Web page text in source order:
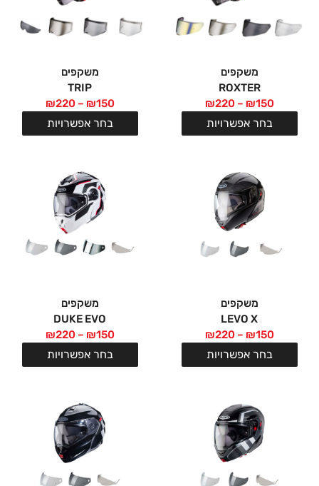
משקפים
ROXTER
₪150
–
₪220
בחר אפשרויות
משקפים
TRIP
₪150
–
₪220
בחר אפשרויות
משקפים
LEVO X
₪150
–
₪220
בחר אפשרויות
משקפים
DUKE EVO
₪150
–
₪220
בחר אפשרויות